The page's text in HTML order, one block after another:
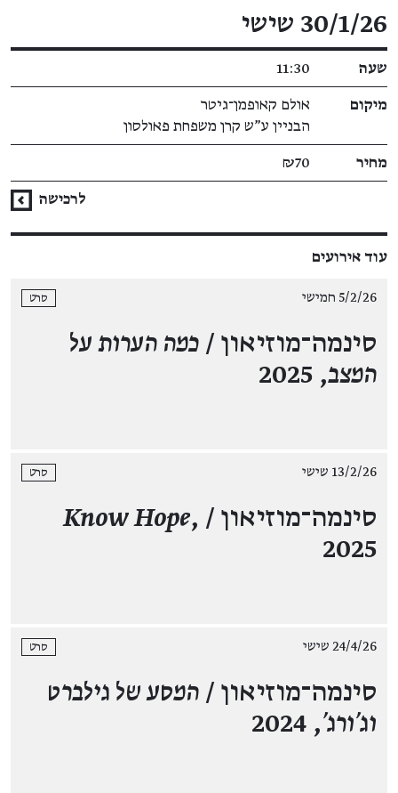
פרטי האירוע
30/1/26 שישי
שעה 11:30
מיקום
אולם קאופמן־גיטר
הבניין ע"ש קרן משפחת פאולסון
מחיר ₪70
לרכישה
עוד אירועים
5/2/26 חמישי סרט
סינמה־מוזיאון / כמה הערות על
המצב, 2025
13/2/26 שישי סרט
סינמה־מוזיאון / Know Hope,
2025
24/4/26 שישי סרט
סינמה־מוזיאון / המסע של גילברט
וג'ורג', 2024